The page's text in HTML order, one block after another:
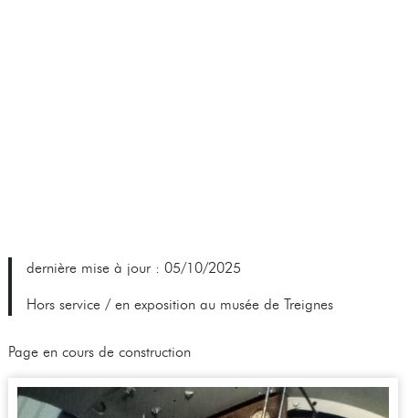
dernière mise à jour : 05/10/2025
Hors service / en exposition au musée de Treignes
Page en cours de construction